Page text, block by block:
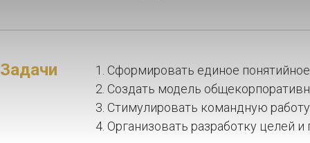
Задачи
Сформировать единое
Создать модель
Стимулировать командную
Организовать разработку целей